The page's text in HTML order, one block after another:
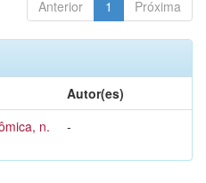
Anterior 1 Próxima
Autor(es)
n.
-